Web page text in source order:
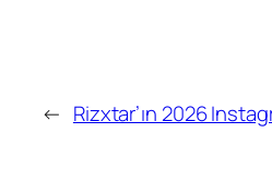
← Rizxtar’ın 2026